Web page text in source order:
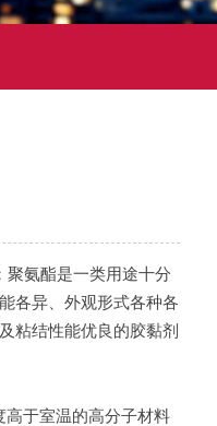
聚氨酯是一类用途十分
各异、外观形式各种各
粘结性能优良的胶黏剂
于室温的高分子材料